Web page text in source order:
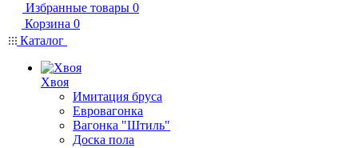
Избранные товары 0
Корзина 0
Каталог
Хвоя
Имитация бруса
Евровагонка
Вагонка "Штиль"
Доска пола